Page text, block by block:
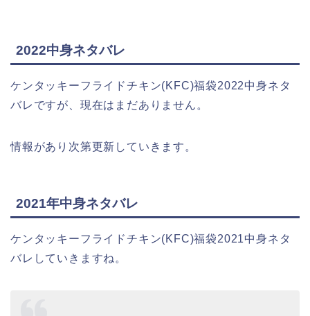
2022中身ネタバレ
ケンタッキーフライドチキン(KFC)福袋2022中身ネタ
バレですが、現在はまだありません。
情報があり次第更新していきます。
2021年中身ネタバレ
ケンタッキーフライドチキン(KFC)福袋2021中身ネタ
バレしていきますね。